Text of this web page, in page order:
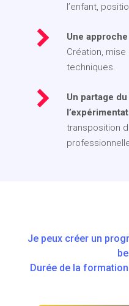
l’enfant,
Une
Création,
techniques.
Un partage
transposition
Je peux créer un
Durée de la